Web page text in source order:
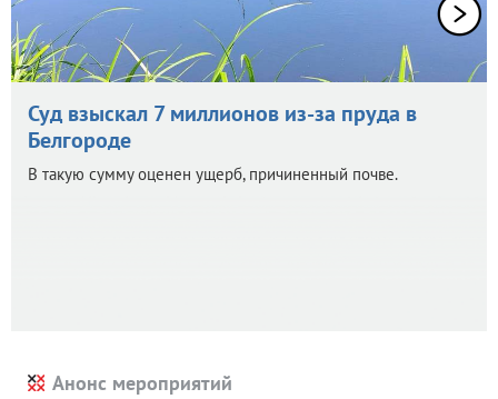
Суд взыскал 7 миллионов из-за пруда в
Белгороде
В такую сумму оценен ущерб, причиненный почве.
Анонс мероприятий